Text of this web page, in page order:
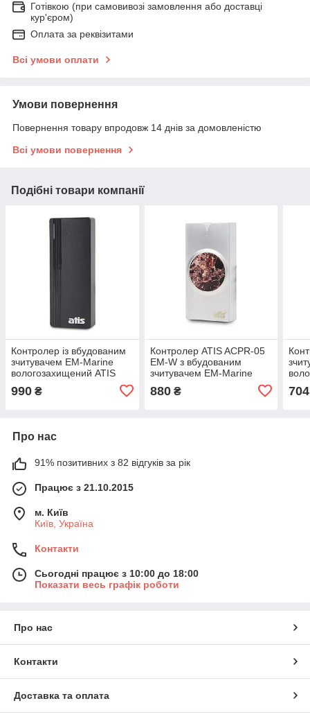
Готівкою (при самовивозі замовлення або доставці
кур'єром)
Оплата за реквізитами
Всі умови оплати
Умови повернення
Повернення товару впродовж 14 днів за домовленістю
Всі умови повернення
Подібні товари компанії
Контролер із вбудованим
зчитувачем EM-Marine
вологозахищений ATIS
990 ₴
Контролер ATIS ACPR-05
EM-W з вбудованим
зчитувачем EM-Marine
880₴ 704
Про нас
91% позитивних з 82 відгуків за рік
Працює з 21.10.2015
м. Київ
Київ, Україна
Контакти
Сьогодні працює з 10:00 до 18:00
Показати весь графік роботи
Про нас
Контакти
Доставка та оплата